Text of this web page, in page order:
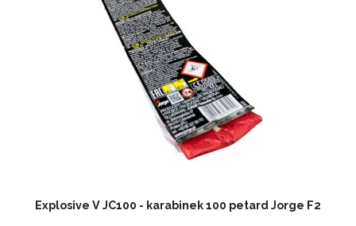
Explosive V JC100 - karabinek 100 petard Jorge F2